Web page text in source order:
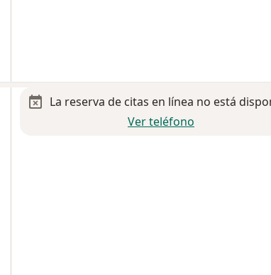
La reserva de citas en línea no está
Ver teléfono